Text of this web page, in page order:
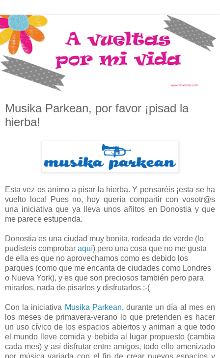
Musika Parkean, por favor ¡pisad la
hierba!
Esta vez os animo a pisar la hierba. Y pensaréis ¡esta se ha
vuelto loca! Pues no, hoy quería compartir con vosotr@s
una iniciativa que ya lleva unos añitos en Donostia y que
me parece estupenda.
Donostia es una ciudad muy bonita, rodeada de verde (lo
pudisteis comprobar aquí) pero una cosa que no me gusta
de ella es que no aprovechamos como es debido los
parques (como que me encanta de ciudades como Londres
o Nueva York), y es que son preciosos también pero para
mirarlos, nada de pisarlos y disfrutarlos :-(
Con la iniciativa Musika Parkean, durante un día al mes en
los meses de primavera-verano lo que pretenden es hacer
un uso cívico de los espacios abiertos y animan a que todo
el mundo lleve comida y bebida al lugar propuesto (cambia
cada mes) y así disfrutar entre amigos, todo ello amenizado
por música variada con el fin de crear nuevos espacios y